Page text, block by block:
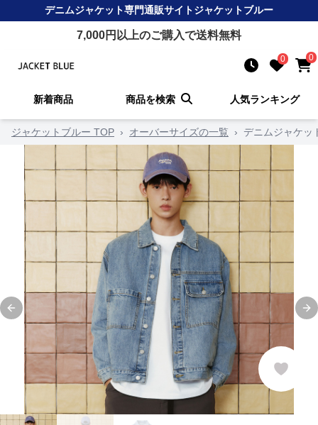
デニムジャケット専門通販サイトジャケットブルー
7,000円以上のご購入で送料無料
0 0
新着商品 商品を検索 人気ランキング
ジャケットブルー TOP › オーバーサイズの一覧 › デニムジャケッ
Previous slide